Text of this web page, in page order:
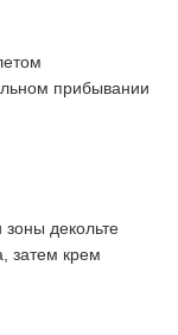
прибывании
декольте
затем крем